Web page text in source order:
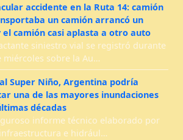
accidente en la Ruta 14: camión
un camión arrancó un
camión casi aplasta a otro auto
siniestro vial se registró durante
miércoles sobre la Au…
Super Niño, Argentina podría
una de las mayores inundaciones
décadas
informe técnico elaborado por
e hidrául…